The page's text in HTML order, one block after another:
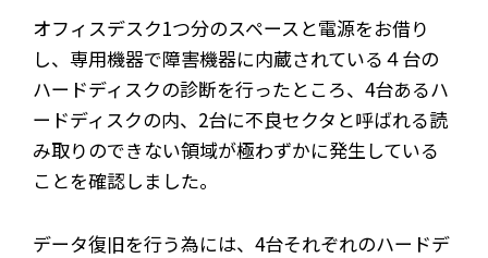
オフィスデスク1つ分のスペースと電源をお借り
し、専用機器で障害機器に内蔵されている４台の
ハードディスクの診断を行ったところ、4台あるハ
ードディスクの内、2台に不良セクタと呼ばれる読
み取りのできない領域が極わずかに発生している
ことを確認しました。
データ復旧を行う為には、4台それぞれのハードデ